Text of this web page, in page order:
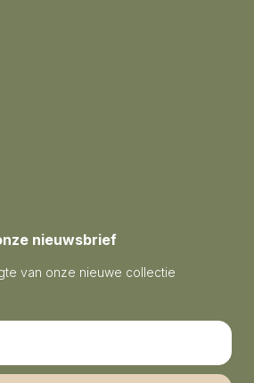
nieuwsbrief
van onze nieuwe collectie